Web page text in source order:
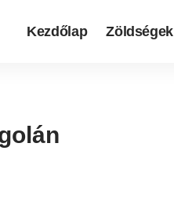
Kezdőlap Zöldségek